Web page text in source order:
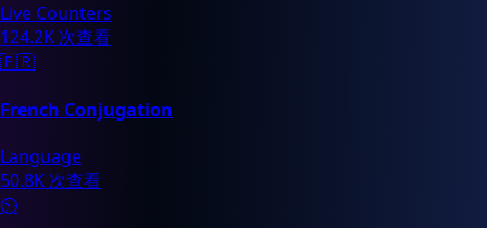
Live Counters
124.2K 次查看
🇫🇷
French Conjugation
Language
50.8K 次查看
⏲️